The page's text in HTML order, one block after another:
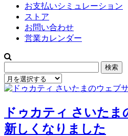
お支払いシミュレーション
ストア
お問い合わせ
営業カレンダー
索:
ドゥカティ さいた
新しくなりました